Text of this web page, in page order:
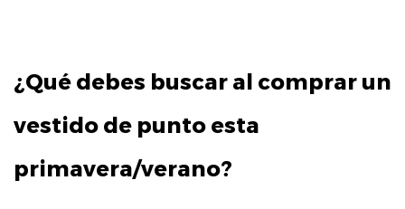
¿Qué debes buscar al comprar un
vestido de punto esta
primavera/verano?